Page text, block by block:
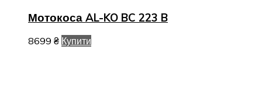
Мотокоса AL-KO BC 223 B
8699 ₴ Купити